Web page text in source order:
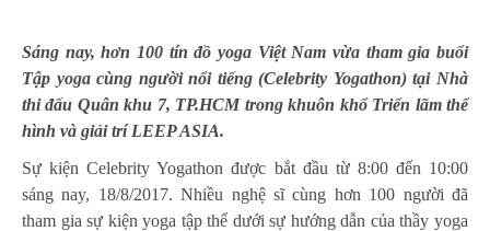
Sáng nay, hơn 100 tín đồ yoga Việt Nam vừa tham gia buổi
Tập yoga cùng người nổi tiếng (Celebrity Yogathon) tại Nhà
thi đấu Quân khu 7, TP.HCM trong khuôn khổ Triển lãm thể
hình và giải trí LEEP ASIA.
Sự kiện Celebrity Yogathon được bắt đầu từ 8:00 đến 10:00
sáng nay, 18/8/2017. Nhiều nghệ sĩ cùng hơn 100 người đã
tham gia sự kiện yoga tập thể dưới sự hướng dẫn của thầy yoga